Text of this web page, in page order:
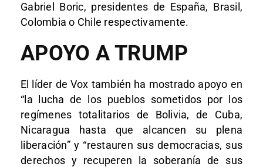
Gabriel Boric, presidentes de España, Brasil,
Colombia o Chile respectivamente.
APOYO A TRUMP
El líder de Vox también ha mostrado apoyo en
“la lucha de los pueblos sometidos por los
regímenes totalitarios de Bolivia, de Cuba,
Nicaragua hasta que alcancen su plena
liberación” y “restauren sus democracias, sus
derechos y recuperen la soberanía de sus